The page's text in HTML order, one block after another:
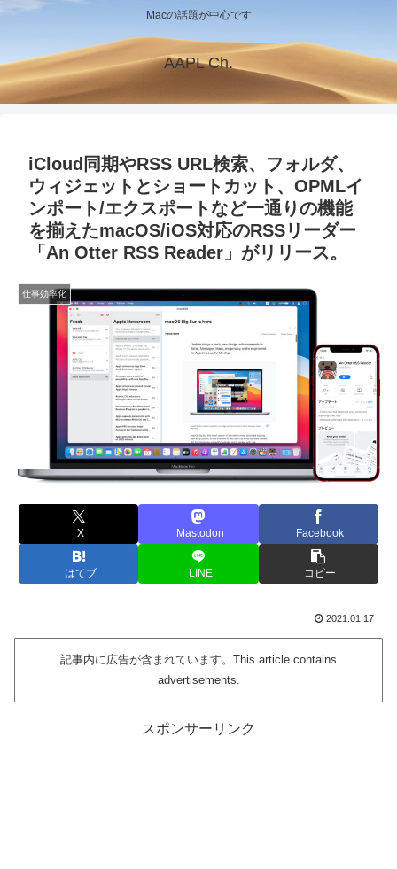
Macの話題が中心です
AAPL Ch.
iCloud同期やRSS URL検索、フォルダ、
ウィジェットとショートカット、OPMLイ
ンポート/エクスポートなど一通りの機能
を揃えたmacOS/iOS対応のRSSリーダー
「An Otter RSS Reader」がリリース。
仕事効率化
X Mastodon Facebook
はてブ LINE コピー
2021.01.17
記事内に広告が含まれています。This article contains
advertisements.
スポンサーリンク